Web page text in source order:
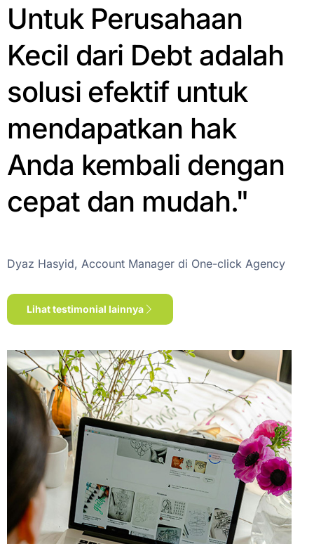
Untuk Perusahaan
Kecil dari Debt adalah
solusi efektif untuk
mendapatkan hak
Anda kembali dengan
cepat dan mudah."
Dyaz Hasyid, Account Manager di One-click Agency
Lihat testimonial lainnya